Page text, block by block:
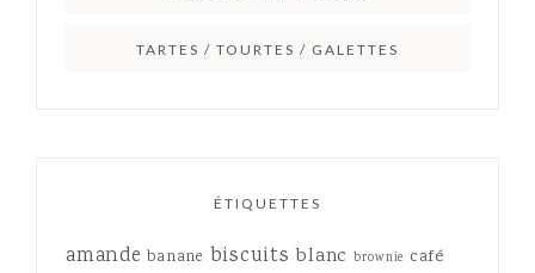
TARTES / TOURTES / GALETTES
ÉTIQUETTES
amande banane biscuits blanc brownie café